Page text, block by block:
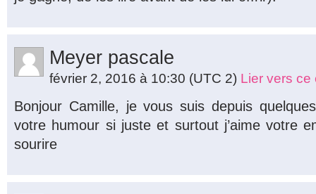
Meyer pascale
février 2, 2016 à 10:30 (UTC 2) Lier vers ce
Bonjour Camille, je vous suis depuis
votre humour si juste et surtout j’aime votre
sourire